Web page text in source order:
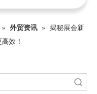
» 外贸资讯 » 揭秘展会新
效！